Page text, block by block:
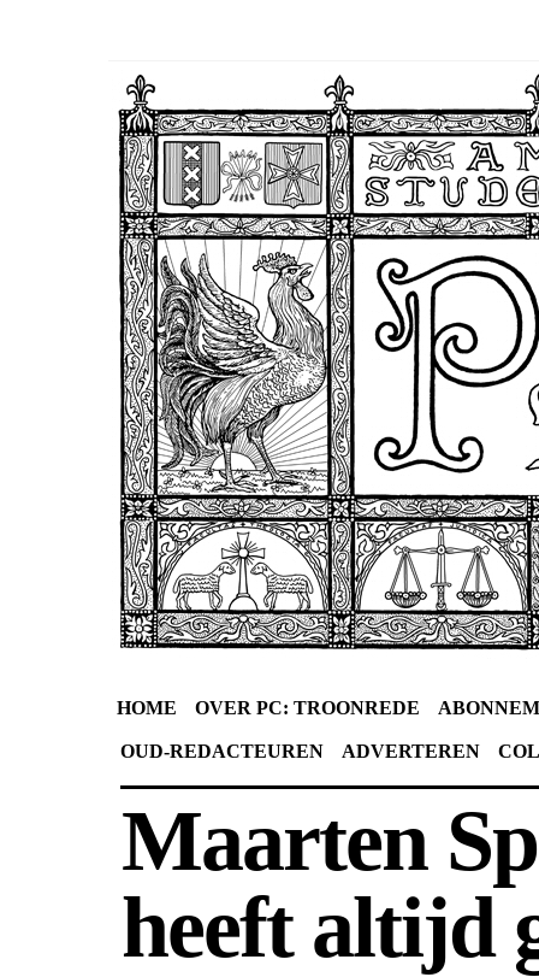
HOME OVER PC: TROONREDE
OUD-REDACTEUREN ADVERTEREN
Maarten
heeft altijd